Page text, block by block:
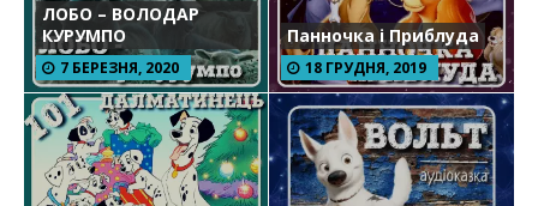
ЛОБО – ВОЛОДАР
КУРУМПО
7 БЕРЕЗНЯ, 2020
Панночка і Приблуда
18 ГРУДНЯ, 2019